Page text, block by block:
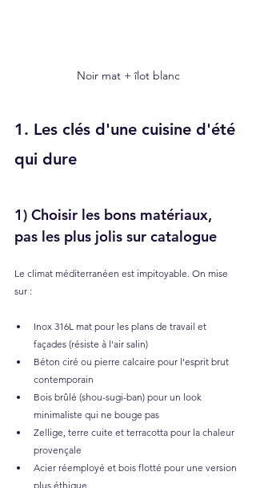
Noir mat + îlot blanc
1. Les clés d'une cuisine d'été
qui dure
1) Choisir les bons matériaux,
pas les plus jolis sur catalogue
Le climat méditerranéen est impitoyable. On mise
sur :
Inox 316L mat pour les plans de travail et
façades (résiste à l'air salin)
Béton ciré ou pierre calcaire pour l'esprit brut
contemporain
Bois brûlé (shou-sugi-ban) pour un look
minimaliste qui ne bouge pas
Zellige, terre cuite et terracotta pour la chaleur
provençale
Acier réemployé et bois flotté pour une version
plus éthique